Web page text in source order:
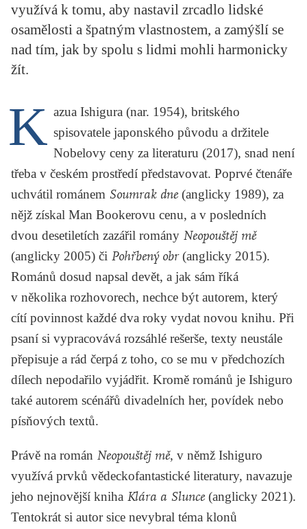
SLOUPEK
ILIGLOSA
využívá k tomu, aby nastavil zrcadlo lidské
osamělosti a špatným vlastnostem, a zamýšlí se
nad tím, jak by spolu s lidmi mohli harmonicky
žít.
K azua Ishigura (nar. 1954), britského
spisovatele japonského původu a držitele
Nobelovy ceny za literaturu (2017), snad není
třeba v českém prostředí představovat. Poprvé čtenáře
uchvátil románem Soumrak dne (anglicky 1989), za
nějž získal Man Bookerovu cenu, a v posledních
dvou desetiletích zazářil romány Neopouštěj mě
(anglicky 2005) či Pohřbený obr(anglicky 2015).
Románů dosud napsal devět, a jak sám říká
v několika rozhovorech, nechce být autorem, který
cítí povinnost každé dva roky vydat novou knihu. Při
psaní si vypracovává rozsáhlé rešerše, texty neustále
přepisuje a rád čerpá z toho, co se mu v předchozích
dílech nepodařilo vyjádřit. Kromě románů je Ishiguro
také autorem scénářů divadelních her, povídek nebo
písňových textů.
Právě na román Neopouštěj mě, v němž Ishiguro
využívá prvků vědeckofantastické literatury, navazuje
jeho nejnovější kniha Klára a Slunce (anglicky 2021).
Tentokrát si autor sice nevybral téma klonů